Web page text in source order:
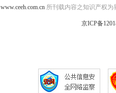
www.ceeh.com.cn所刊载内容之知识产权为
京ICP备